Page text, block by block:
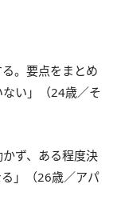
。要点をまとめ
い」（24歳／そ
ず、ある程度決
」（26歳／アパ